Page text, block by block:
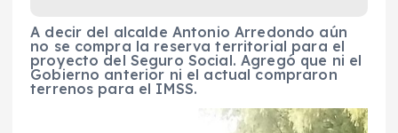
A decir del alcalde Antonio Arredondo aún
no se compra la reserva territorial para el
proyecto del Seguro Social. Agregó que ni el
Gobierno anterior ni el actual compraron
terrenos para el IMSS.